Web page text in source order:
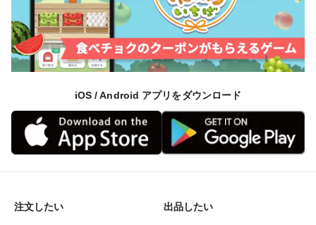
iOS / Android アプリをダウンロード
注文したい 出品したい